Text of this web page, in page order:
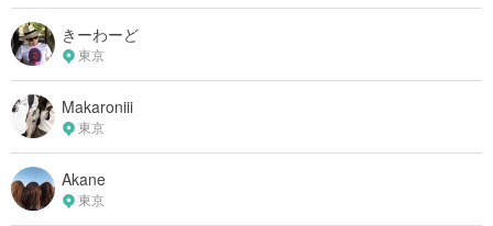
きーわーど
東京
Makaroniii
東京
Akane
東京